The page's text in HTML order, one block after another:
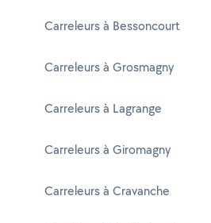
Carreleurs à Bessoncourt
Carreleurs à Grosmagny
Carreleurs à Lagrange
Carreleurs à Giromagny
Carreleurs à Cravanche